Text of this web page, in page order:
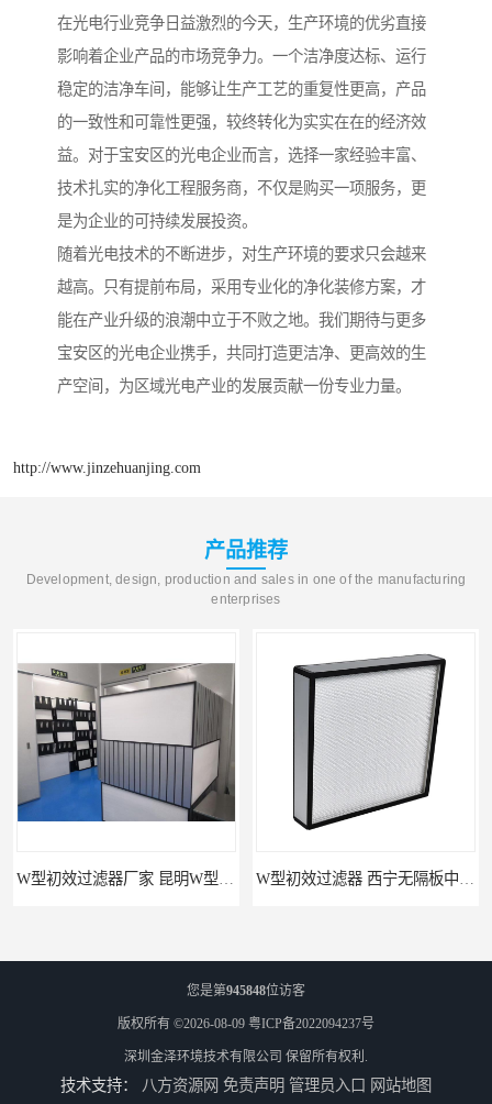
在光电行业竞争日益激烈的今天，生产环境的优劣直接
影响着企业产品的市场竞争力。一个洁净度达标、运行
稳定的洁净车间，能够让生产工艺的重复性更高，产品
的一致性和可靠性更强，较终转化为实实在在的经济效
益。对于宝安区的光电企业而言，选择一家经验丰富、
技术扎实的净化工程服务商，不仅是购买一项服务，更
是为企业的可持续发展投资。
随着光电技术的不断进步，对生产环境的要求只会越来
越高。只有提前布局，采用专业化的净化装修方案，才
能在产业升级的浪潮中立于不败之地。我们期待与更多
宝安区的光电企业携手，共同打造更洁净、更高效的生
产空间，为区域光电产业的发展贡献一份专业力量。
http://www.jinzehuanjing.com
产品推荐
Development, design, production and sales in one of the manufacturing
enterprises
您是第945848位访客
版权所有 ©2026-08-09 粤ICP备2022094237号
深圳金泽环境技术有限公司 保留所有权利.
技术支持： 八方资源网 免责声明 管理员入口 网站地图